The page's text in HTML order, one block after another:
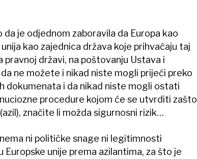
je odjednom zaboravila da Europa kao
kao zajednica država koje prihvaćaju taj
državi, na poštovanju Ustava i
ne možete i nikad niste mogli prijeći preko
dokumenata i da nikad niste mogli ostati
procedure kojom će se utvrditi zašto
značite li možda sigurnosni rizik…
ni političke snage ni legitimnosti
unije prema azilantima, za što je